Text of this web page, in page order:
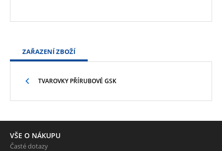
ZAŘAZENÍ ZBOŽÍ
TVAROVKY PŘÍRUBOVÉ GSK
VŠE O NÁKUPU
Časté dotazy